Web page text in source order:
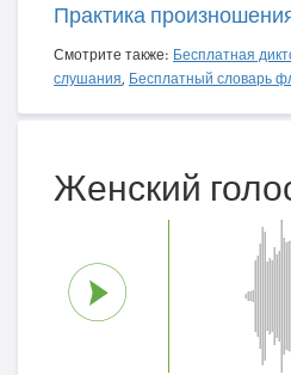
Практика
Смотрите также: Бесплатная
слушания, Бесплатный словарь
Женский